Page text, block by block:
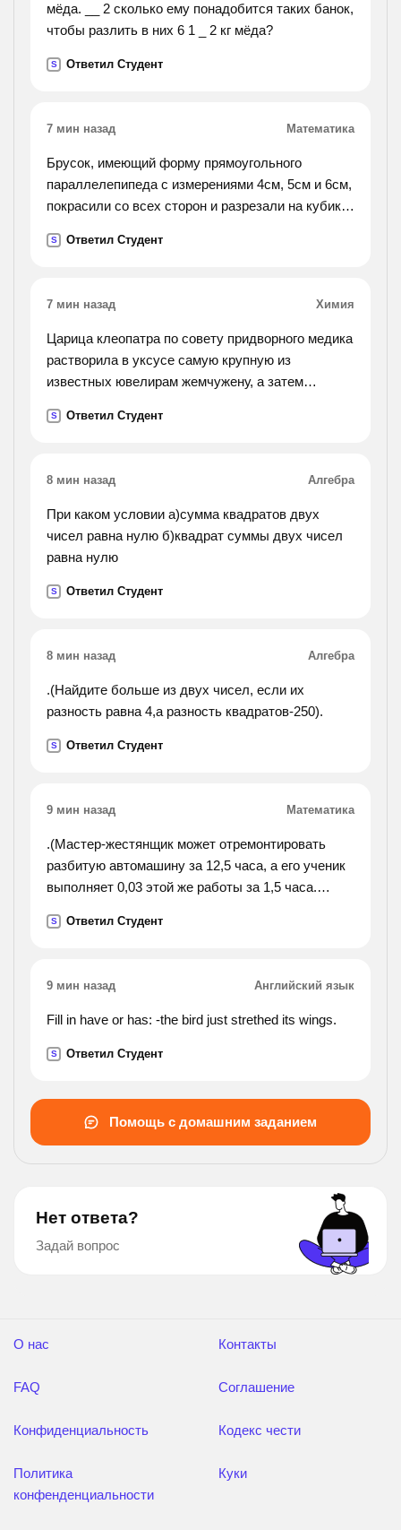
мёда. __ 2 сколько ему понадобится таких банок,
чтобы разлить в них 6 1 _ 2 кг мёда?
S Ответил Студент
7 мин назад Математика
Брусок, имеющий форму прямоугольного
параллелепипеда с измерениями 4см, 5см и 6см,
покрасили со всех сторон и разрезали на кубики
которых окрашено: 1) три грани; 2) две грани; 3)
S Ответил Студент
7 мин назад Химия
Царица клеопатра по совету придворного медика
растворила в уксусе самую крупную из
известных ювелирам жемчужену, а затем
некоторого времени. какую реакцию
S Ответил Студент
8 мин назад Алгебра
При каком условии а)сумма квадратов двух
чисел равна нулю б)квадрат суммы двух чисел
равна нулю
S Ответил Студент
8 мин назад Алгебра
.(Найдите больше из двух чисел, если их
разность равна 4,а разность квадратов-250).
S Ответил Студент
9 мин назад Математика
.(Мастер-жестянщик может отремонтировать
разбитую автомашину за 12,5 часа, а его ученик
выполняет 0,03 этой же работы за 1,5 часа.
выполнения этой работы.).
S Ответил Студент
9 мин назад Английский язык
Fill in have or has: -the bird just strethed its wings.
S Ответил Студент
Помощь с домашним заданием
Нет ответа?
Задай вопрос
О нас
FAQ
Конфиденциальность
Политика
конфенденциальности
Контакты
Соглашение
Кодекс чести
Куки